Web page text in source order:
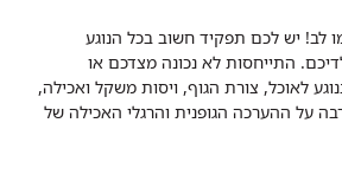
לב! יש לכם תפקיד חשוב בכל הנוגע
התייחסות לא נכונה מצדכם או
לאוכל, צורת הגוף, ויסות משקל ואכילה,
על ההערכה הגופנית והרגלי האכילה של